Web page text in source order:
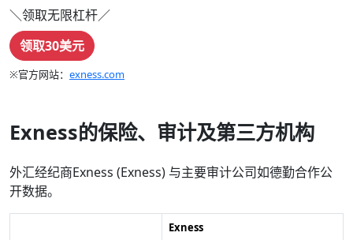
＼领取无限杠杆／
领取30美元
※官方网站： exness.com
Exness的保险、审计及第三方机构
外汇经纪商Exness (Exness) 与主要审计公司如德勤合作公
开数据。
Exness